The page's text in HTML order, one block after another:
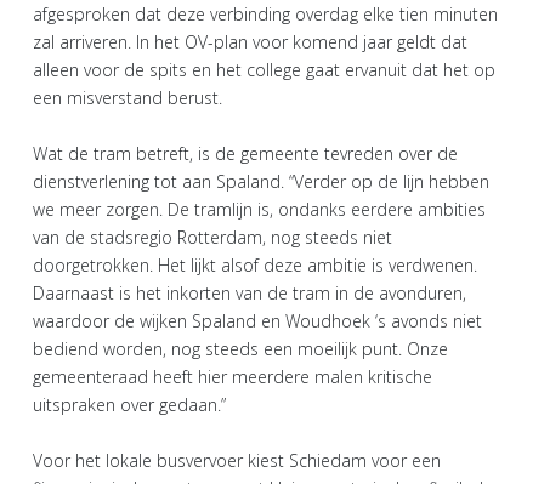
afgesproken dat deze verbinding overdag elke tien minuten
zal arriveren. In het OV-plan voor komend jaar geldt dat
alleen voor de spits en het college gaat ervanuit dat het op
een misverstand berust.
Wat de tram betreft, is de gemeente tevreden over de
dienstverlening tot aan Spaland. “Verder op de lijn hebben
we meer zorgen. De tramlijn is, ondanks eerdere ambities
van de stadsregio Rotterdam, nog steeds niet
doorgetrokken. Het lijkt alsof deze ambitie is verdwenen.
Daarnaast is het inkorten van de tram in de avonduren,
waardoor de wijken Spaland en Woudhoek ‘s avonds niet
bediend worden, nog steeds een moeilijk punt. Onze
gemeenteraad heeft hier meerdere malen kritische
uitspraken over gedaan.”
Voor het lokale busvervoer kiest Schiedam voor een